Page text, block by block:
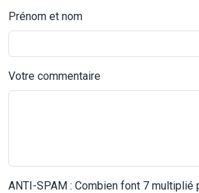
Prénom et nom
Votre commentaire
ANTI-SPAM : Combien font 7 multiplié